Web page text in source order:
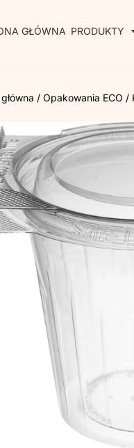
GŁÓWNA PRODUKTY
/ Opakowania ECO /